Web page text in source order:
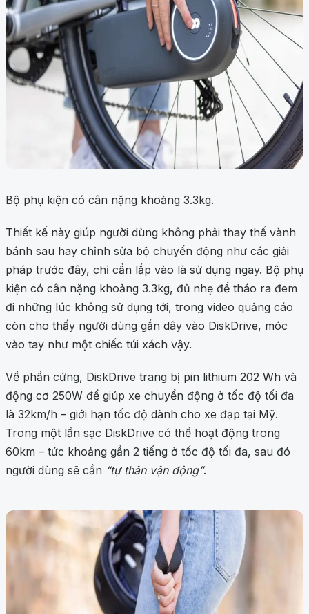
Bộ phụ kiện có cân nặng khoảng 3.3kg.
Thiết kế này giúp người dùng không phải thay thế vành
bánh sau hay chỉnh sửa bộ chuyển động như các giải
pháp trước đây, chỉ cần lắp vào là sử dụng ngay. Bộ phụ
kiện có cân nặng khoảng 3.3kg, đủ nhẹ để tháo ra đem
đi những lúc không sử dụng tới, trong video quảng cáo
còn cho thấy người dùng gắn dây vào DiskDrive, móc
vào tay như một chiếc túi xách vậy.
Về phần cứng, DiskDrive trang bị pin lithium 202 Wh và
động cơ 250W để giúp xe chuyển động ở tốc độ tối đa
là 32km/h – giới hạn tốc độ dành cho xe đạp tại Mỹ.
Trong một lần sạc DiskDrive có thể hoạt động trong
60km – tức khoảng gần 2 tiếng ở tốc độ tối đa, sau đó
người dùng sẽ cần “tự thân vận động”.